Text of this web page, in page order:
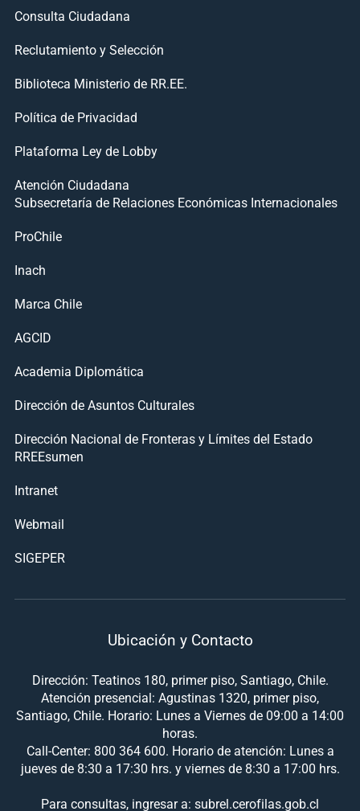
Consulta Ciudadana
Reclutamiento y Selección
Biblioteca Ministerio de RR.EE.
Política de Privacidad
Plataforma Ley de Lobby
Atención Ciudadana
Subsecretaría de Relaciones Económicas Internacionales
ProChile
Inach
Marca Chile
AGCID
Academia Diplomática
Dirección de Asuntos Culturales
Dirección Nacional de Fronteras y Límites del Estado
RREEsumen
Intranet
Webmail
SIGEPER
Ubicación y Contacto
Dirección: Teatinos 180, primer piso, Santiago, Chile.
Atención presencial: Agustinas 1320, primer piso,
Santiago, Chile. Horario: Lunes a Viernes de 09:00 a 14:00
horas.
Call-Center: 800 364 600. Horario de atención: Lunes a
jueves de 8:30 a 17:30 hrs. y viernes de 8:30 a 17:00 hrs.
Para consultas, ingresar a: subrel.cerofilas.gob.cl